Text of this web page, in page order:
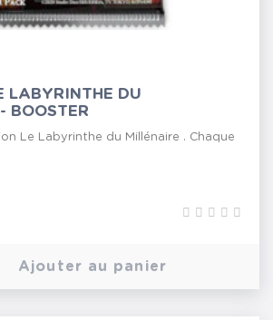
LABYRINTHE DU
BOOSTER
Le Labyrinthe du Millénaire . Chaque
Ajouter au panier